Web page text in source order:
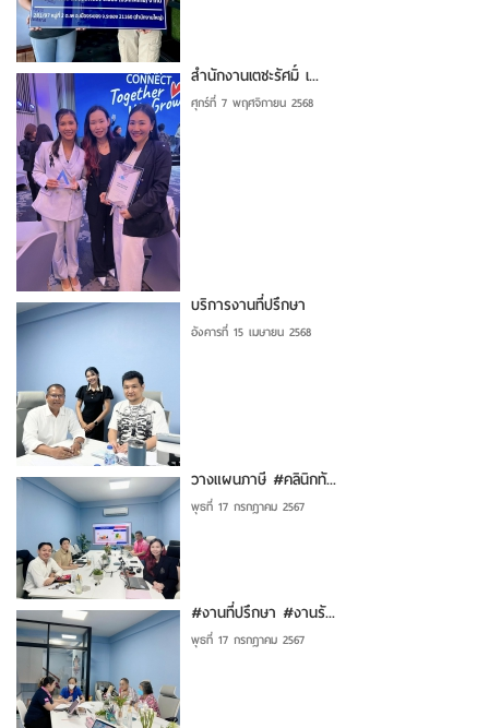
สำนักงานเตชะรัศมิ์ เ...
ศุกร์ที่ 7 พฤศจิกายน 2568
บริการงานที่ปรึกษา
อังคารที่ 15 เมษายน 2568
วางแผนภาษี #คลินิกทั...
พุธที่ 17 กรกฎาคม 2567
#งานที่ปรึกษา #งานรั...
พุธที่ 17 กรกฎาคม 2567